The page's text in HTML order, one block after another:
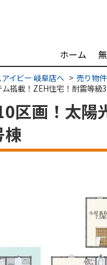
ホーム
イビー 岐阜店へ
売り物
搭載！ZEH住宅！耐震等級
区画！太
棟